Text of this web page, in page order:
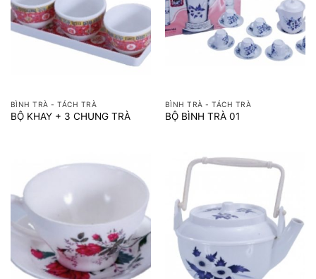
BÌNH TRÀ - TÁCH TRÀ
BỘ KHAY + 3 CHUNG TRÀ
BÌNH TRÀ - TÁCH TRÀ
BỘ BÌNH TRÀ 01